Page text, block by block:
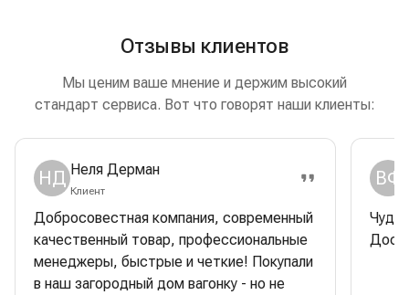
Отзывы клиентов
Мы ценим ваше мнение и держим высокий
стандарт сервиса. Вот что говорят наши клиенты:
НД Неля Дерман
Клиент
Добросовестная компания, современный
качественный товар, профессиональные
менеджеры, быстрые и четкие! Покупали
в наш загородный дом вагонку - но не
ВФ